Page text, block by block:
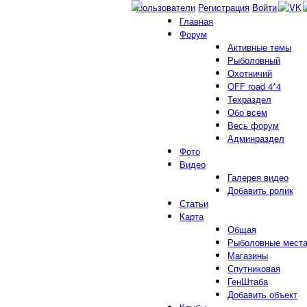
Пользователи Регистрация Войти
Главная
Форум
Активные темы
Рыболовный
Охотничий
OFF road 4*4
Техраздел
Обо всем
Весь форум
Админраздел
Фото
Видео
Галерея видео
Добавить ролик
Статьи
Карта
Общая
Рыболовные места
Магазины
Спутниковая
ГенШтаба
Добавить объект